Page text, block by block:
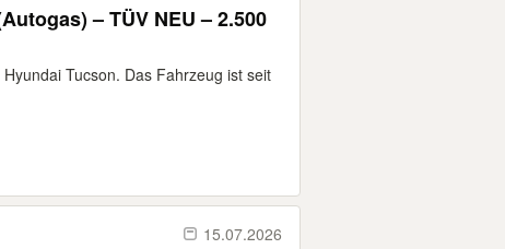
– TÜV NEU – 2.500
Tucson. Das Fahrzeug ist seit
15.07.2026